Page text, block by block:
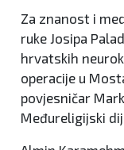
Za znanost i
ruke Josipa
hrvatskih
operacije u
povjesničar
Međureligijski